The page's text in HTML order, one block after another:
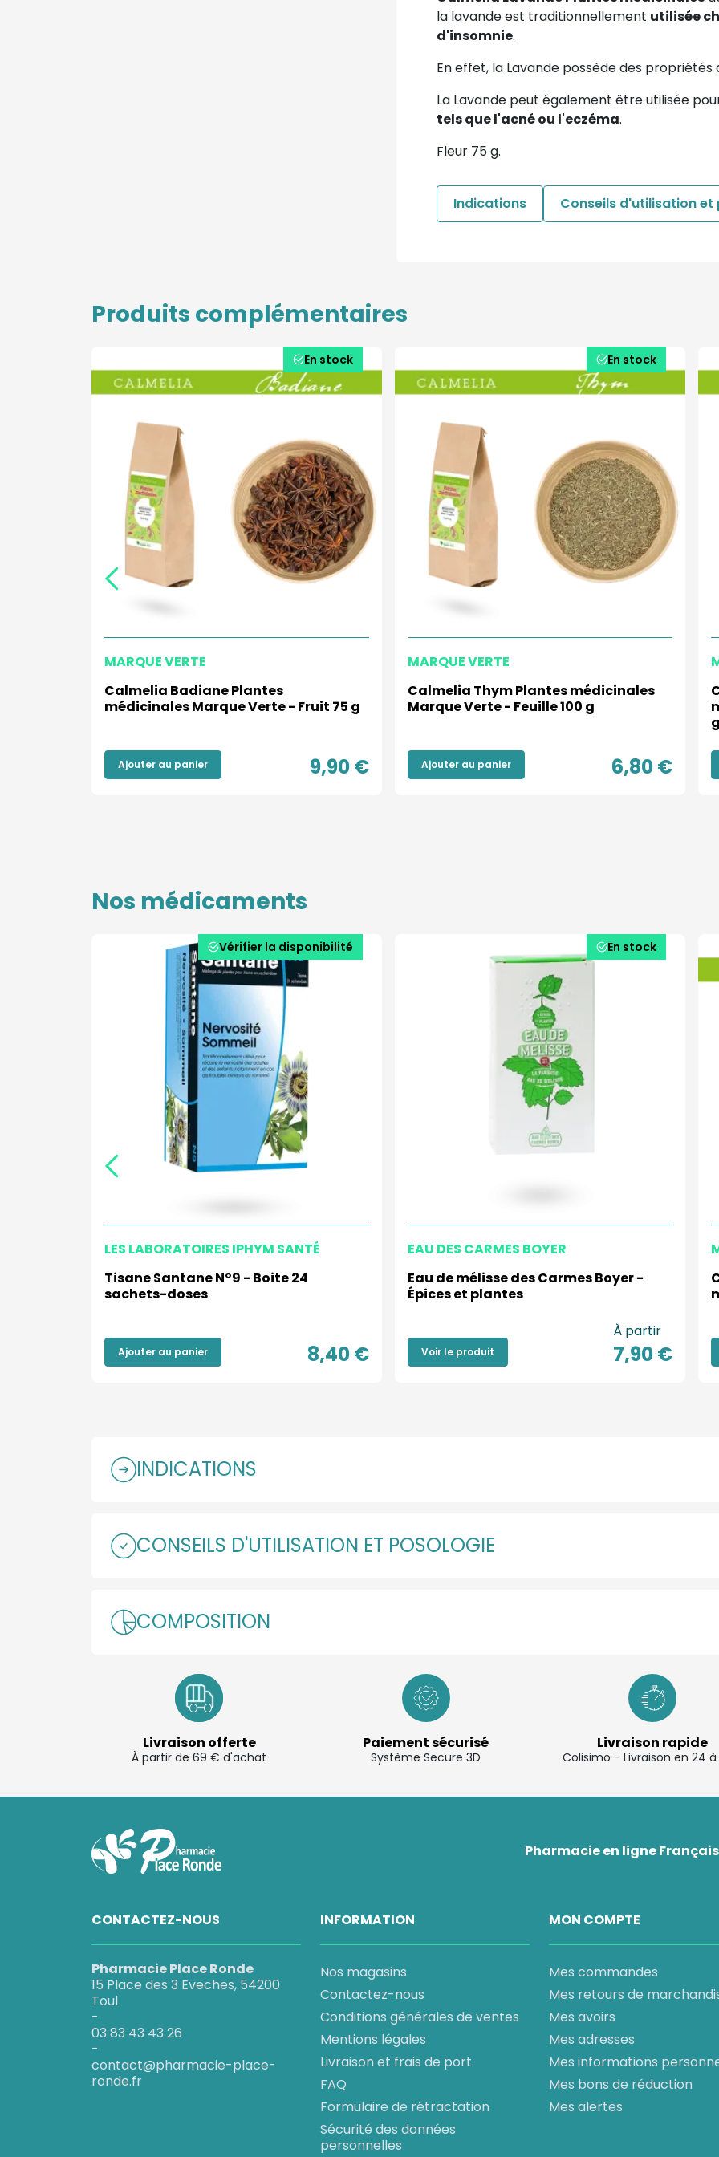
la lavande est traditionnellement utilisée
d'insomnie.
En effet, la Lavande possède des
La Lavande peut également être utilisée
tels que l'acné ou l'eczéma.
Fleur 75 g.
Indications Conseils d'utilisation et
Produits complémentaires
En stock
MARQUE VERTE
Calmelia Badiane Plantes
médicinales Marque Verte - Fruit 75 g
Ajouter au panier 9,90 €
En stock
MARQUE VERTE
Calmelia Thym Plantes médicinales
Marque Verte - Feuille 100 g
Ajouter au panier 6,80 €
g
Nos médicaments
Vérifier la disponibilité
LES LABORATOIRES IPHYM SANTÉ
Tisane Santane N°9 - Boite 24
sachets-doses
Ajouter au panier 8,40 €
En stock
EAU DES CARMES BOYER
Eau de mélisse des Carmes Boyer -
Épices et plantes
Voir le produit
À partir
7,90 €
INDICATIONS
CONSEILS D'UTILISATION ET POSOLOGIE
COMPOSITION
Livraison offerte
À partir de 69 € d'achat
Paiement sécurisé
Système Secure 3D
Livraison rapide
Colisimo - Livraison en 24
Pharmacie en ligne
CONTACTEZ-NOUS
Pharmacie Place Ronde
15 Place des 3 Eveches, 54200
Toul
-
03 83 43 43 26
-
contact@pharmacie-place-
ronde.fr
INFORMATION
Nos magasins
Contactez-nous
Conditions générales de ventes
Mentions légales
Livraison et frais de port
FAQ
Formulaire de rétractation
Sécurité des données
personnelles
MON COMPTE
Mes commandes
Mes retours de
Mes avoirs
Mes adresses
Mes informations
Mes bons de réduction
Mes alertes